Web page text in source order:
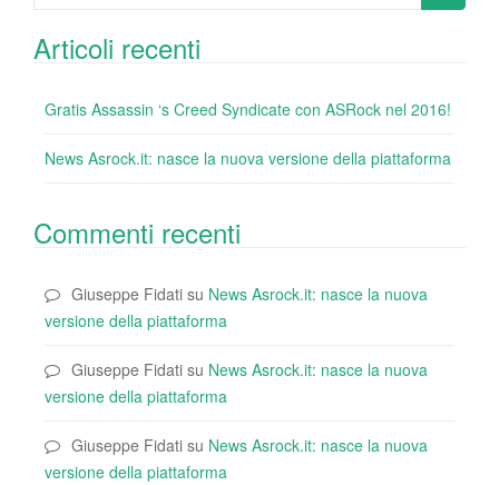
Articoli recenti
Gratis Assassin ‘s Creed Syndicate con ASRock nel 2016!
News Asrock.it: nasce la nuova versione della piattaforma
Commenti recenti
Giuseppe Fidati su News Asrock.it: nasce la nuova
versione della piattaforma
Giuseppe Fidati su News Asrock.it: nasce la nuova
versione della piattaforma
Giuseppe Fidati su News Asrock.it: nasce la nuova
versione della piattaforma